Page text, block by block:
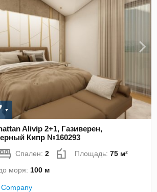
Alivip 2+1, Газиверен,
Кипр №160293
Спален:2 Площадь:75 м²
моря: 100 м